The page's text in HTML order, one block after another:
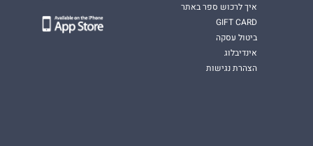
איך לרכוש ספר באתר
GIFT CARD
ביטול עסקה
אינדיבלוג
הצהרת נגישות